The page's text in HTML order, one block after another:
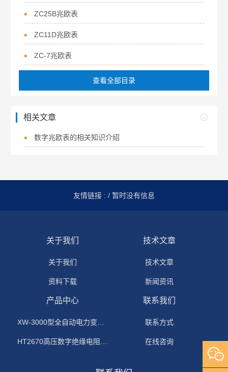
ZC25B兆欧表
ZC11D兆欧表
ZC-7兆欧表
查看全部目录
相关文章
数字兆欧表的相关知识介绍
友情链接 : / 暂时没有信息
关于我们
关于我们
资料下载
技术文章
技术文章
新闻资讯
产品中心 联系我们
联系方式
在线咨询